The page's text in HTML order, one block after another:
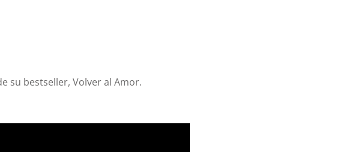
su bestseller, Volver al Amor.